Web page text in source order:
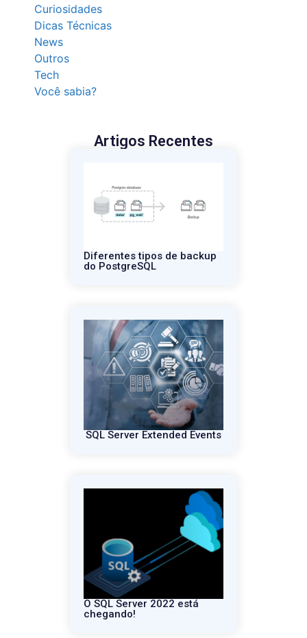
Curiosidades
Dicas Técnicas
News
Outros
Tech
Você sabia?
Artigos Recentes
Diferentes tipos de backup
do PostgreSQL
SQL Server Extended Events
O SQL Server 2022 está
chegando!